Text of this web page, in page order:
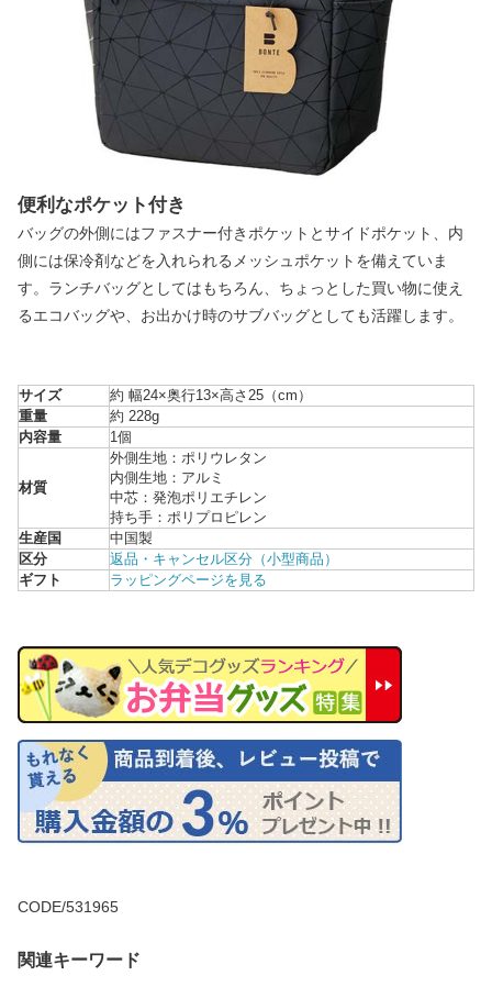
便利なポケット付き
バッグの外側にはファスナー付きポケットとサイドポケット、内
側には保冷剤などを入れられるメッシュポケットを備えていま
す。ランチバッグとしてはもちろん、ちょっとした買い物に使え
るエコバッグや、お出かけ時のサブバッグとしても活躍します。
サイズ
約 幅24×奥行13×高さ25（cm）
重量
約 228g
内容量
1個
材質
外側生地：ポリウレタン
内側生地：アルミ
中芯：発泡ポリエチレン
持ち手：ポリプロピレン
生産国
中国製
区分
返品・キャンセル区分（小型商品）
ギフト
ラッピングページを見る
CODE/531965
関連キーワード